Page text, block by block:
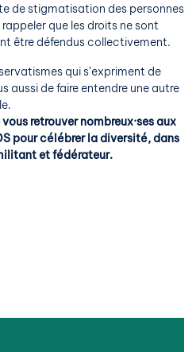
de stigmatisation des personnes
que les droits ne sont
être défendus collectivement.
qui s’expriment de
aussi de faire entendre une autre
retrouver nombreux·ses aux
pour célébrer la diversité, dans
et fédérateur.